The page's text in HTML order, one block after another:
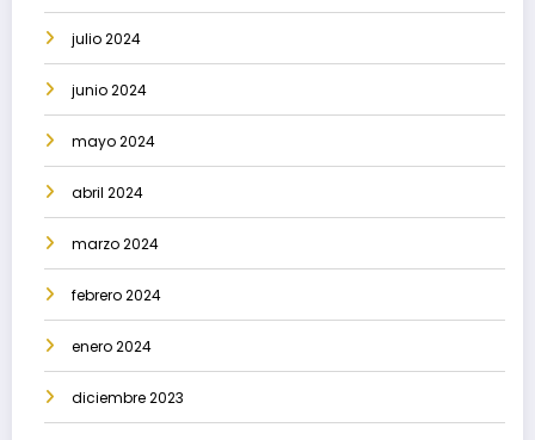
julio 2024
junio 2024
mayo 2024
abril 2024
marzo 2024
febrero 2024
enero 2024
diciembre 2023